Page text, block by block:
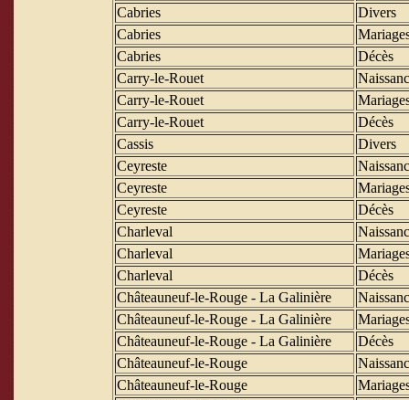
Cabries
Divers
Cabries
Cabries
Décès
Carry-le-Rouet
Carry-le-Rouet
Carry-le-Rouet
Décès
Cassis
Divers
Ceyreste
Ceyreste
Ceyreste
Décès
Charleval
Charleval
Charleval
Décès
Châteauneuf-le-Rouge - La Galinière
Châteauneuf-le-Rouge - La Galinière
Châteauneuf-le-Rouge - La Galinière
Décès
Châteauneuf-le-Rouge
Châteauneuf-le-Rouge